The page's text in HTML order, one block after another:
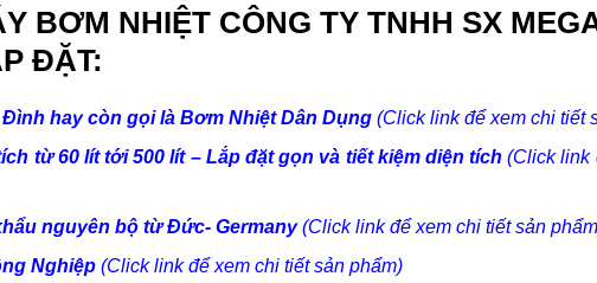
BƠM NHIỆT CÔNG TY TNHH SX
ĐẶT:
hay còn gọi là Bơm Nhiệt Dân Dụng (Click link để xem chi tiết
từ 60 lít tới 500 lít – Lắp đặt gọn và tiết kiệm diện tích(Click link
nguyên bộ từ Đức- Germany(Click link để xem chi tiết sản
Nghiệp (Click link để xem chi tiết sản phẩm)